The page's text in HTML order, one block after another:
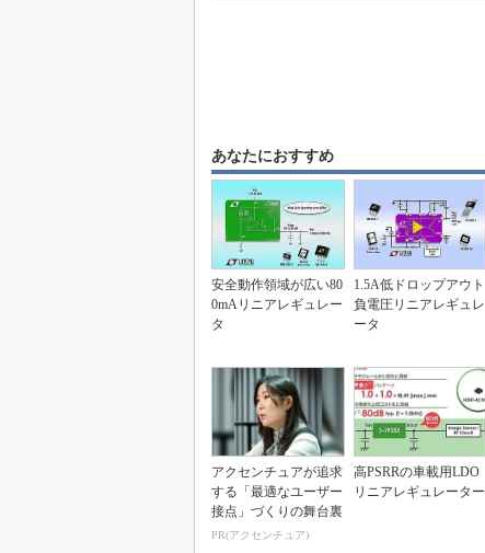
あなたにおすすめ
安全動作領域が広い80
0mAリニアレギュレー
タ
1.5A低ドロップアウト
負電圧リニアレギュレ
ータ
アクセンチュアが追求
する「最適なユーザー
接点」づくりの舞台裏
PR(アクセンチュア)
高PSRRの車載用LDO
リニアレギュレーター